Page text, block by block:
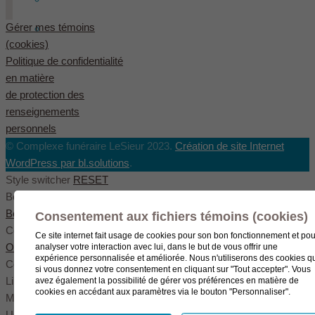
English(Anglais
Gérer mes témoins
(cookies)
Politique de confidentialité
en matière
de protection des
renseignements
personnels
© Complexe funéraire LeSieur 2023. Création de site Internet
WordPress par bl.solutions.
Style switcher RESET
Body styles
Boxed
Wide Fullwide
Color scheme
Original Blue Green
Color settings
Link color
Menu color
Consentement aux fichiers témoins (cookies)
Ce site internet fait usage de cookies pour son bon fonctionnement et
analyser votre interaction avec lui, dans le but de vous offrir une
expérience personnalisée et améliorée. Nous n'utiliserons des cookies
si vous donnez votre consentement en cliquant sur "Tout accepter". Vous
avez également la possibilité de gérer vos préférences en matière de
cookies en accédant aux paramètres via le bouton "Personnaliser".